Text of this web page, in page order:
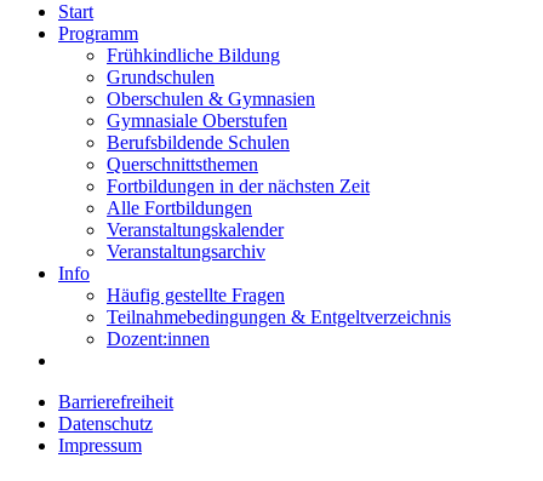
Start
Programm
Frühkindliche Bildung
Grundschulen
Oberschulen & Gymnasien
Gymnasiale Oberstufen
Berufsbildende Schulen
Querschnittsthemen
Fortbildungen in der nächsten Zeit
Alle Fortbildungen
Veranstaltungskalender
Veranstaltungsarchiv
Info
Häufig gestellte Fragen
Teilnahmebedingungen & Entgeltverzeichnis
Dozent:innen
Barrierefreiheit
Datenschutz
Impressum